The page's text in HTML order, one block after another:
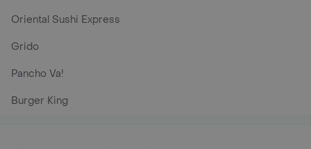
Oriental Sushi Express
Grido
Pancho Va!
Burger King